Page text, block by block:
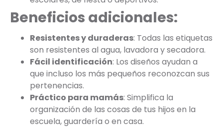
Beneficios adicionales:
Resistentes y duraderas: Todas las etiquetas
son resistentes al agua, lavadora y secadora.
Fácil identificación: Los diseños ayudan a
que incluso los más pequeños reconozcan sus
pertenencias.
Práctico para mamás: Simplifica la
organización de las cosas de tus hijos en la
escuela, guardería o en casa.